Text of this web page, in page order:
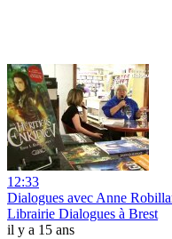
12:33
Dialogues avec Anne
Librairie Dialogues à Brest
il y a 15 ans